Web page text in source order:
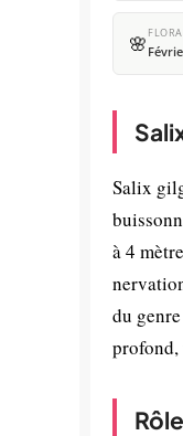
🌸
Salix
à 4
du
profond,